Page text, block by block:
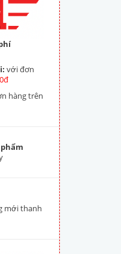
với đơn
hàng trên
mới thanh